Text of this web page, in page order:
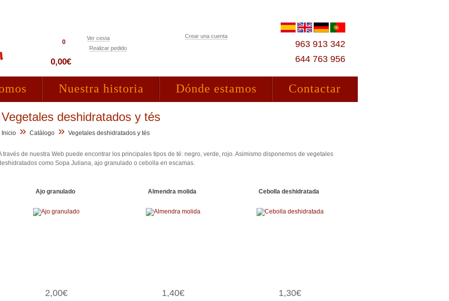
963 913 342
644 763 956
Crear una cuenta
0,00€
0
Ver cesta
Realizar pedido
Nuestra historia Dónde estamos Contactar
Vegetales deshidratados y tés
Inicio »Catálogo »Vegetales deshidratados y tés
través de nuestra Web puede encontrar los principales tipos de té: negro, verde, rojo. Asimismo disponemos de vegetales
como Sopa Juliana, ajo granulado o cebolla en escamas.
Ajo granulado
2,00€
Almendra molida
1,40€
Cebolla deshidratada
1,30€